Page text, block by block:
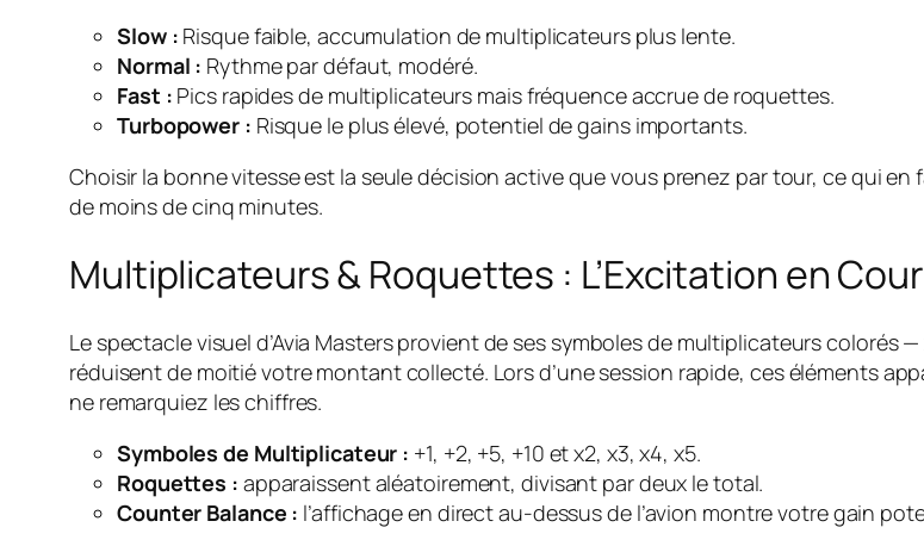
Slow : Risque faible, accumulation de multiplicateurs plus lente.
Normal : Rythme par défaut, modéré.
Fast : Pics rapides de multiplicateurs mais fréquence accrue de roquettes.
Turbopower : Risque le plus élevé, potentiel de gains importants.
Choisir la bonne vitesse est la seule décision active que vous prenez par tour, ce qui
de moins de cinq minutes.
Multiplicateurs & Roquettes : L’Excitation en
Le spectacle visuel d’Avia Masters provient de ses symboles de multiplicateurs colorés
réduisent de moitié votre montant collecté. Lors d’une session rapide, ces éléments
ne remarquiez les chiffres.
Symboles de Multiplicateur : +1, +2, +5, +10 et x2, x3, x4, x5.
Roquettes : apparaissent aléatoirement, divisant par deux le total.
Counter Balance : l’affichage en direct au-dessus de l’avion montre votre gain